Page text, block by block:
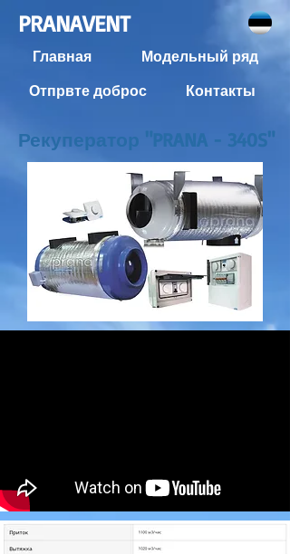
PRANAVENT
Главная
Модельный ряд
Отпрвте доброс
Контакты
Рекуператор "PRANA - 340S"